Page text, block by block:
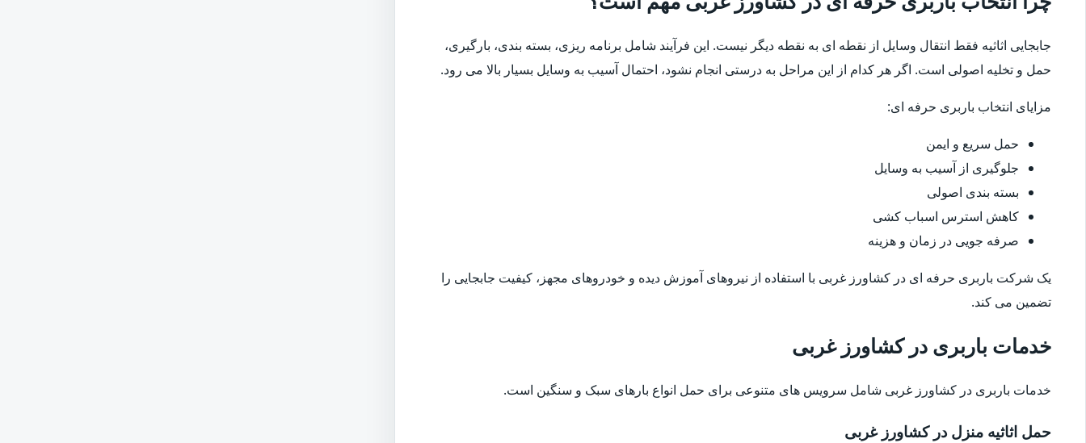
جابجایی اثاثیه فقط انتقال وسایل از نقطه ای به نقطه دیگر نیست. این فرآیند شامل برنامه ریزی، بسته بندی، بارگیری،
حمل و تخلیه اصولی است. اگر هر کدام از این مراحل به درستی انجام نشود، احتمال آسیب به وسایل بسیار بالا می رود.
مزایای انتخاب باربری حرفه ای:
حمل سریع و ایمن
جلوگیری از آسیب به وسایل
بسته بندی اصولی
کاهش استرس اسباب کشی
صرفه جویی در زمان و هزینه
یک شرکت باربری حرفه ای در کشاورز غربی با استفاده از نیروهای آموزش دیده و خودروهای مجهز، کیفیت جابجایی را
تضمین می کند.
خدمات باربری در کشاورز غربی
خدمات باربری در کشاورز غربی شامل سرویس های متنوعی برای حمل انواع بارهای سبک و سنگین است.
حمل اثاثیه منزل در کشاورز غربی